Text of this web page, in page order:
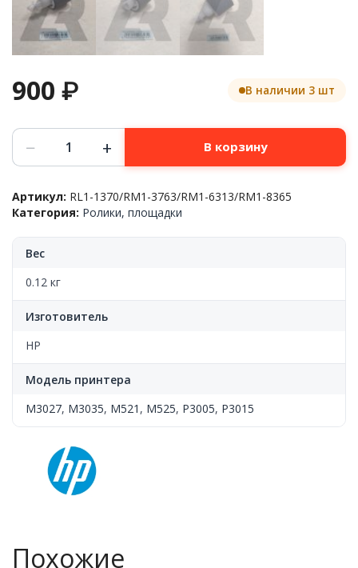
900 ₽ В наличии 3 шт
Количество
товара
Ролик
бумаги
(лоток
HP™
P3005/P3015,
RL1-
RM1-
3763/RM1-
6313,
− + В корзину
Артикул: RL1-1370/RM1-3763/RM1-6313/RM1-8365
Категория: Ролики, площадки
Вес
0.12 кг
Изготовитель
HP
Модель принтера
M3027, M3035, M521 , M525, P3005, P3015
Похожие